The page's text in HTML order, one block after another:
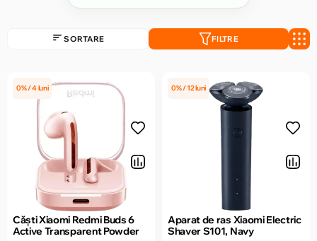
SORTARE FILTRE
0% / 4 luni
Căști Xiaomi Redmi Buds 6
Active Transparent Powder
0% / 12 luni
Aparat de ras Xiaomi Electric
Shaver S101, Navy